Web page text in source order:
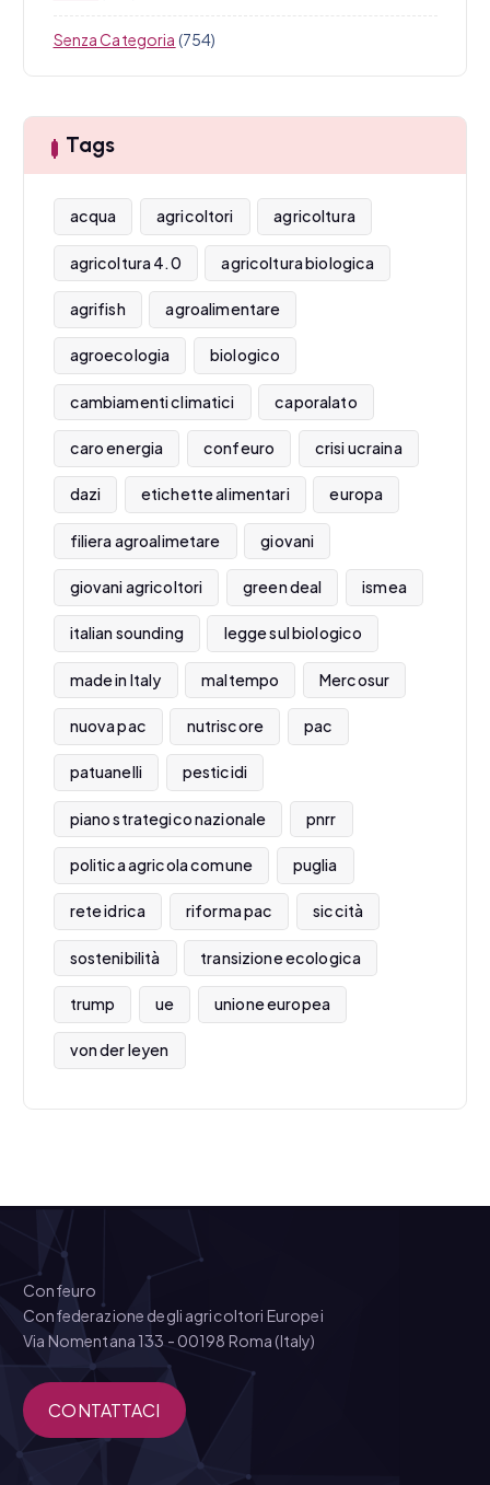
Senza Categoria (754)
Tags
acqua agricoltori agricoltura
agricoltura 4.0 agricoltura biologica
agrifish agroalimentare
agroecologia biologico
cambiamenti climatici caporalato
caro energia confeuro crisi ucraina
dazi etichette alimentari europa
filiera agroalimetare giovani
giovani agricoltori green deal ismea
italian sounding legge sul biologico
made in Italy maltempo Mercosur
nuova pac nutriscore pac
patuanelli pesticidi
piano strategico nazionale pnrr
politica agricola comune puglia
rete idrica riforma pac siccità
sostenibilità transizione ecologica
trump ue unione europea
von der leyen
Confeuro
Confederazione degli agricoltori Europei
Via Nomentana 133 - 00198 Roma (Italy)
CONTATTACI